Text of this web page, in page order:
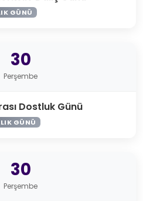
GÜNÜ
30
Perşembe
Dostluk Günü
GÜNÜ
30
Perşembe